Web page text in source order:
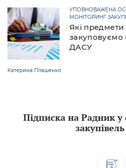
Які предмети
закуповуємо
ДАСУ
УПОВНОВАЖЕНА
МОНІТОРИНГ
Катерина Плашенко
Підписка на Радник у